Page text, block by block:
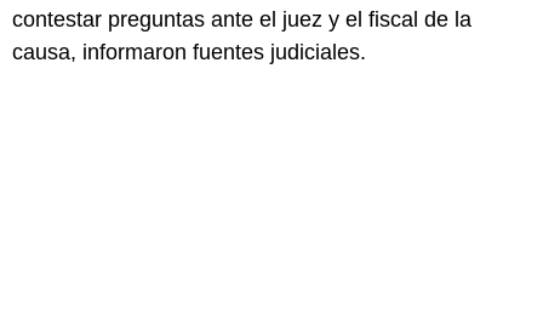
contestar preguntas ante el juez y el fiscal de la
causa, informaron fuentes judiciales.